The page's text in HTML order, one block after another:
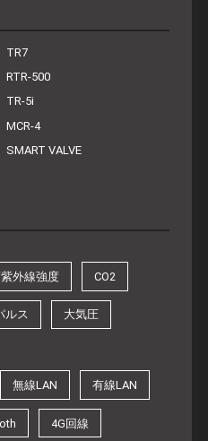
TR7
RTR-500
TR-5i
MCR-4
SMART VALVE
外線強度 CO2
ルス 大気圧
無線LAN 有線LAN
4G回線